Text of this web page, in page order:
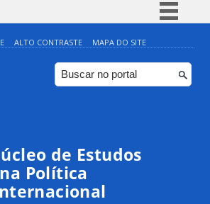
Simplifique!
Comunica BR
Participe
Canais
ALTO CONTRASTE MAPA DO SITE
de Estudos
Política